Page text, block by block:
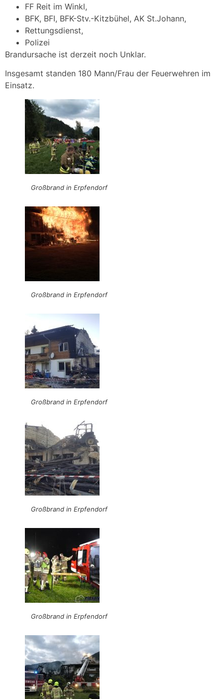
FF Reit im Winkl,
BFK, BFI, BFK-Stv.-Kitzbühel, AK St.Johann,
Rettungsdienst,
Polizei
Brandursache ist derzeit noch Unklar.
Insgesamt standen 180 Mann/Frau der Feuerwehren im
Einsatz.
Großbrand in Erpfendorf
Großbrand in Erpfendorf
Großbrand in Erpfendorf
Großbrand in Erpfendorf
Großbrand in Erpfendorf